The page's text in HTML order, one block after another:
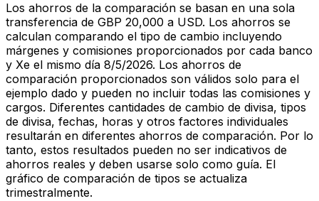
Los ahorros de la comparación se basan en una sola
transferencia de GBP 20,000 a USD. Los ahorros se
calculan comparando el tipo de cambio incluyendo
márgenes y comisiones proporcionados por cada banco
y Xe el mismo día 8/5/2026. Los ahorros de
comparación proporcionados son válidos solo para el
ejemplo dado y pueden no incluir todas las comisiones y
cargos. Diferentes cantidades de cambio de divisa, tipos
de divisa, fechas, horas y otros factores individuales
resultarán en diferentes ahorros de comparación. Por lo
tanto, estos resultados pueden no ser indicativos de
ahorros reales y deben usarse solo como guía. El
gráfico de comparación de tipos se actualiza
trimestralmente.